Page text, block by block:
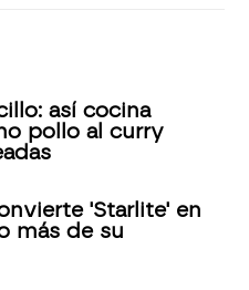
así cocina
pollo al curry
'Starlite' en
más de su